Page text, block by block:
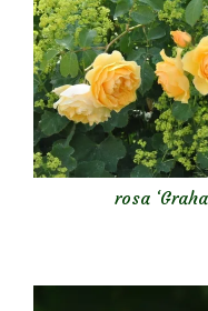
rosa